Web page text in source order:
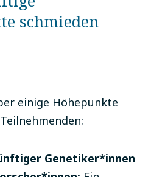
schmieden
einige Höhepunkte
Genetiker*innen